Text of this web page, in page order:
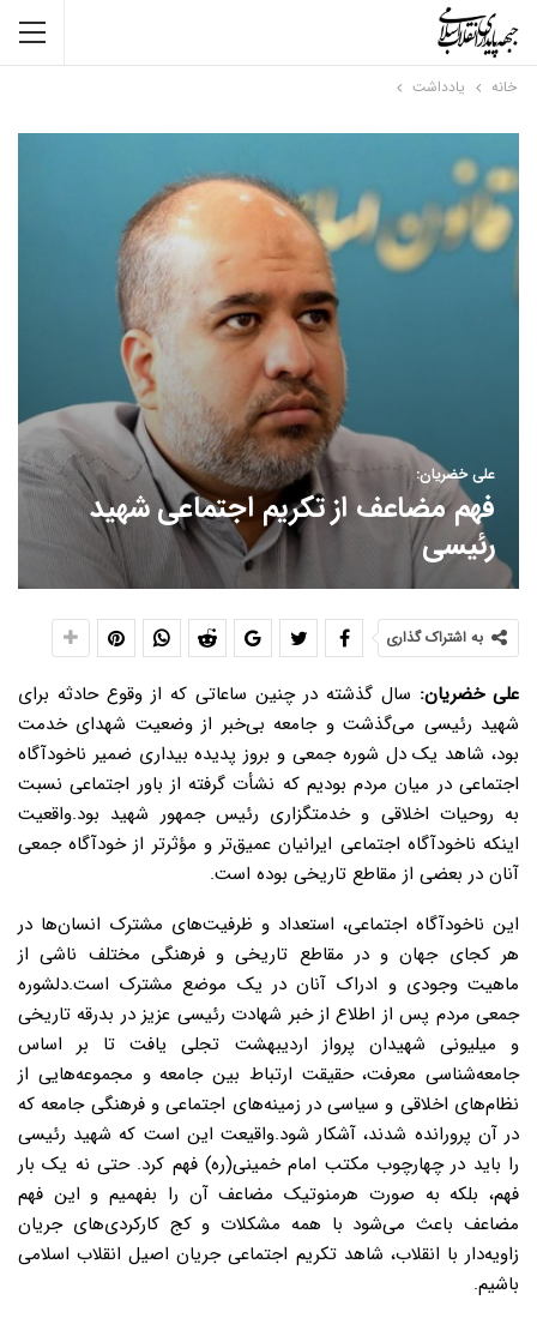
خانه یادداشت
علی خضریان:
فهم مضاعف از تکریم اجتماعی شهید
رئیسی
به اشتراک گذاری
علی خضریان: سال گذشته در چنین ساعاتی که از وقوع حادثه برای
شهید رئیسی می‌گذشت و جامعه بی‌خبر از وضعیت شهدای خدمت
بود، شاهد یک دل شوره جمعی و بروز پدیده بیداری ضمیر ناخودآگاه
اجتماعی در میان مردم بودیم که نشأت گرفته از باور اجتماعی نسبت
به روحیات اخلاقی و خدمتگزاری رئیس جمهور شهید بود.واقعیت
اینکه ناخودآگاه اجتماعی ایرانیان عمیق‌تر و مؤثرتر از خودآگاه جمعی
آنان در بعضی از مقاطع تاریخی بوده است.
این ناخودآگاه اجتماعی، استعداد و ظرفیت‌های مشترک انسان‌ها در
هر کجای جهان و در مقاطع تاریخی و فرهنگی مختلف ناشی از
ماهیت وجودی و ادراک آنان در یک موضع مشترک است.دلشوره
جمعی مردم پس از اطلاع از خبر شهادت رئیسی عزیز در بدرقه تاریخی
و میلیونی شهیدان پرواز اردیبهشت تجلی یافت تا بر اساس
جامعه‌شناسی معرفت، حقیقت ارتباط بین جامعه و مجموعه‌هایی از
نظام‌های اخلاقی و سیاسی در زمینه‌های اجتماعی و فرهنگی جامعه که
در آن پرورانده شدند، آشکار شود.‏واقیعت این است که شهید رئیسی
را باید در چهارچوب مکتب امام خمینی(ره) فهم کرد. حتی نه یک بار
فهم، بلکه به صورت هرمنوتیک مضاعف آن را بفهمیم و این فهم
مضاعف باعث می‌شود با همه مشکلات و کج کارکردی‌های جریان
زاویه‌دار با انقلاب، شاهد تکریم اجتماعی جریان اصیل انقلاب اسلامی
باشیم.